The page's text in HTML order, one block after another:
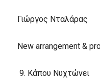
Γιώργος Νταλάρας
New arrangement &
Κάπου Νυχτώνει